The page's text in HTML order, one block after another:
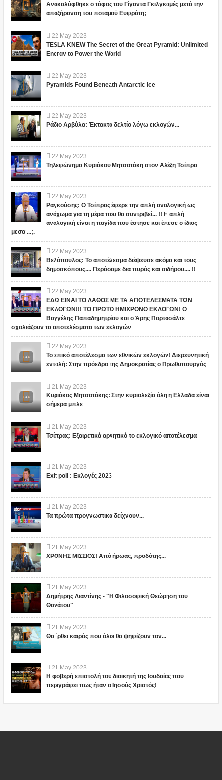
Ανακαλύφθηκε ο τάφος του Γίγαντα Γκιλγκαμές μετά την
αποξήρανση του ποταμού Ευφράτη;
22 May 2023
TESLA KNEW The Secret of the Great Pyramid: Unlimited
Energy to Power the World
22 May 2023
Pyramids Found Beneath Antarctic Ice
22 May 2023
Ράδιο Αρβύλα: Έκτακτο δελτίο λόγω εκλογών...
22 May 2023
Τηλεφώνημα Κυριάκου Μητσοτάκη στον Αλέξη Τσίπρα
22 May 2023
Ραγκούσης: Ο Τσίπρας έφερε την απλή αναλογική ως
ανάχωμα για τη μέρα που θα συντριβεί... !! Η απλή
αναλογική είναι η παγίδα που έστησε και έπεσε ο ίδιος
μεσα ...;.
22 May 2023
Βελόπουλος: Το αποτέλεσμα διέψευσε ακόμα και τους
δημοσκόπους.... Περάσαμε δια πυρός και σιδήρου.... !!
22 May 2023
ΕΔΩ ΕΙΝΑΙ ΤΟ ΛΑΘΟΣ ΜΕ ΤΑ ΑΠΟΤΕΛΕΣΜΑΤΑ ΤΩΝ
ΕΚΛΟΓΩΝ!!! ΤΟ ΠΡΩΤΟ ΗΜΙΧΡΟΝΟ ΕΚΛΟΓΩΝ! Ο
Βαγγέλης Παπαδημητρίου και ο Άρης Πορτοσάλτε
σχολιάζουν τα αποτελέσματα των εκλογών
22 May 2023
Το επικό αποτέλεσμα των εθνικών εκλογών! Διερευνητική
εντολή: Στην πρόεδρο της Δημοκρατίας ο Πρωθυπουργός
21 May 2023
Κυριάκος Μητσοτάκης: Στην κυριολεξία όλη η Ελλαδα είναι
σήμερα μπλε
21 May 2023
Τσίπρας: Εξαιρετικά αρνητικό το εκλογικό αποτέλεσμα
21 May 2023
Exit poll : Εκλογές 2023
21 May 2023
Τα πρώτα προγνωστικά δείχνουν...
21 May 2023
ΧΡΟΝΗΣ ΜΙΣΣΙΟΣ! Από ήρωας, προδότης...
21 May 2023
Δημήτρης Λιαντίνης - "Η Φιλοσοφική Θεώρηση του
Θανάτου"
21 May 2023
Θα ΄ρθει καιρός που όλοι θα ψηφίζουν τον...
21 May 2023
Η φοβερή επιστολή του διοικητή της Ιουδαίας που
περιγράφει πως ήταν ο Ιησούς Χριστός!